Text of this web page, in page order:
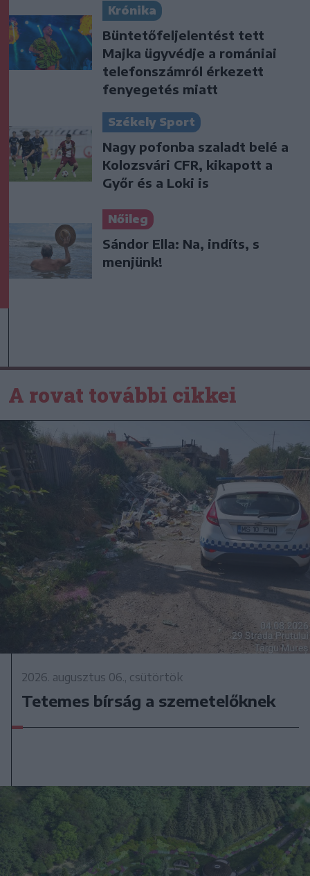
Krónika
Büntetőfeljelentést tett
Majka ügyvédje a romániai
telefonszámról érkezett
fenyegetés miatt
Székely Sport
Nagy pofonba szaladt belé a
Kolozsvári CFR, kikapott a
Győr és a Loki is
Nőileg
Sándor Ella: Na, indíts, s
menjünk!
A rovat további cikkei
2026. augusztus 06., csütörtök
Tetemes bírság a szemetelőknek